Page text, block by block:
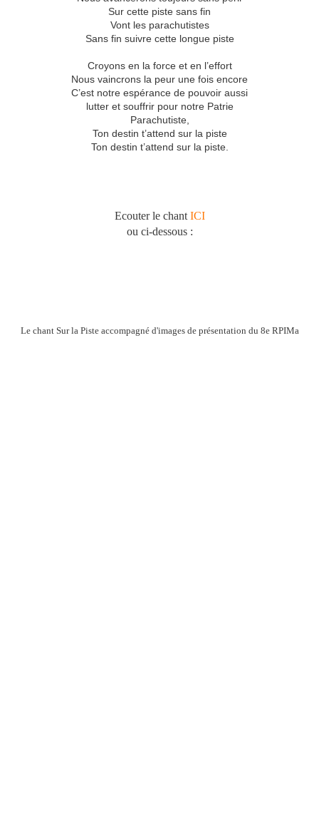
Sur cette piste sans fin
Vont les parachutistes
Sans fin suivre cette longue piste
Croyons en la force et en l’effort
Nous vaincrons la peur une fois encore
C’est notre espérance de pouvoir aussi
lutter et souffrir pour notre Patrie
Parachutiste,
Ton destin t’attend sur la piste
Ton destin t’attend sur la piste.
Ecouter le chant ICI
ou ci-dessous :
Le chant Sur la Piste accompagné d'images de présentation du 8e RPIMa